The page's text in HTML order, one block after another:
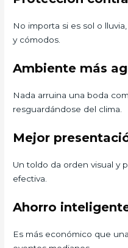
No importa si es sol o
y cómodos.
Ambiente más
Nada arruina una boda
resguardándose del clima.
Mejor
Un toldo da orden visual y
efectiva.
Ahorro
Es más económico que